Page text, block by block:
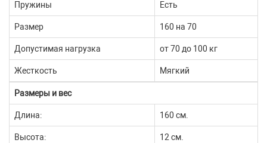
Пружины Есть
Размер 160 на 70
Допустимая нагрузка от 70 до 100 кг
Жесткость Мягкий
Размеры и вес
Длина: 160 см.
Высота: 12 см.